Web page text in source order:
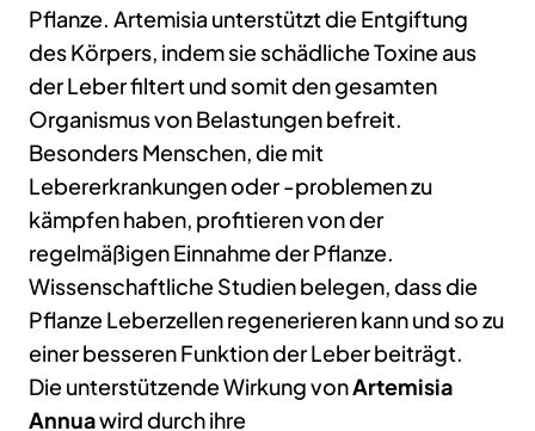
Pflanze. Artemisia unterstützt die Entgiftung
des Körpers, indem sie schädliche Toxine aus
der Leber filtert und somit den gesamten
Organismus von Belastungen befreit.
Besonders Menschen, die mit
Lebererkrankungen oder -problemen zu
kämpfen haben, profitieren von der
regelmäßigen Einnahme der Pflanze.
Wissenschaftliche Studien belegen, dass die
Pflanze Leberzellen regenerieren kann und so zu
einer besseren Funktion der Leber beiträgt.
Die unterstützende Wirkung vonArtemisia
Annuawird durch ihre